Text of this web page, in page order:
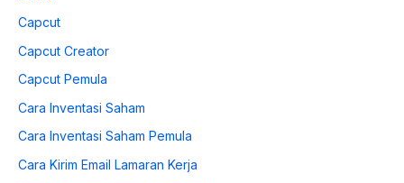
Capcut
Capcut Creator
Capcut Pemula
Cara Inventasi Saham
Cara Inventasi Saham Pemula
Cara Kirim Email Lamaran Kerja